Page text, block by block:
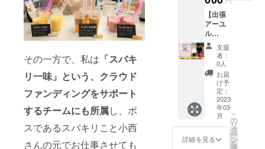
その一方で、私は 「スバキ
リ一味」という、クラウド
ファンディングをサポート
するチームにも所属し、ボ
スであるスバキリこと小西
さんの元でお仕事させても
す） ・
時間：2
時間30
分程度
※詳細は
メール
にてお
打合せ
いたし
ます。
※送料込
みのお
す。
良く
なって
顔が
スッキ
リ！肌
艶がよ
くなり
ます。
また、
顔のツ
ボ押し
もする
ので目
の疲れ
にもお
できる
権利で
す。 商
売農場
では密
度が高
くなっ
てしま
うた
め、黒
門市場
にある
「黒門
カル
チャー
【出張
アーユ
ル
ヴェー
ダ施術
権（女
性限
定）】
マチコ
さんに
よる出
張で全
身のオ
イルケ
ア施術
支援
者：
0人
お届
け予
定：
2023
年03
月
詳細を見る
こ
の
リ
タ
ー
ン
を